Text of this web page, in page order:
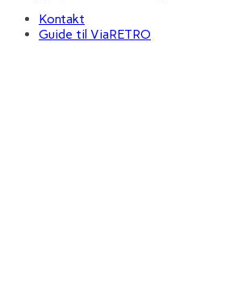
Kontakt
Guide til ViaRETRO